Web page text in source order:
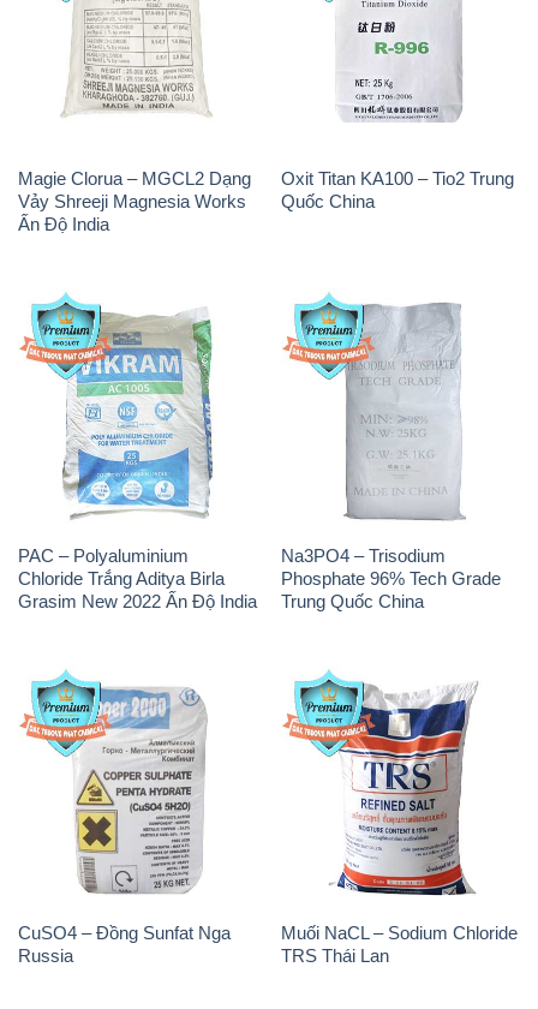
Magie Clorua – MGCL2 Dạng
Vảy Shreeji Magnesia Works
Ấn Độ India
Oxit Titan KA100 – Tio2 Trung
Quốc China
PAC – Polyaluminium
Chloride Trắng Aditya Birla
Grasim New 2022 Ấn Độ India
Na3PO4 – Trisodium
Phosphate 96% Tech Grade
Trung Quốc China
CuSO4 – Đồng Sunfat Nga
Russia
Muối NaCL – Sodium Chloride
TRS Thái Lan